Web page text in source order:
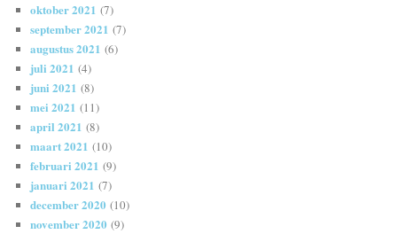
oktober 2021 (7)
september 2021 (7)
augustus 2021 (6)
juli 2021 (4)
juni 2021 (8)
mei 2021 (11)
april 2021 (8)
maart 2021 (10)
februari 2021 (9)
januari 2021 (7)
december 2020 (10)
november 2020 (9)